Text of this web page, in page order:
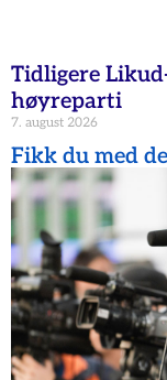
Tidligere
høyreparti
7. august 2026
Fikk du med